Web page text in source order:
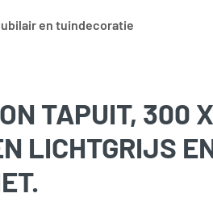
en tuindecoratie
TAPUIT, 300 X
LICHTGRIJS